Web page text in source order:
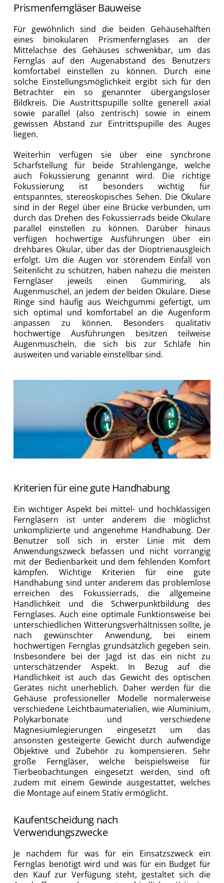
Prismenferngläser Bauweise
Für gewöhnlich sind die beiden Gehäusehälften
eines binokularen Prismenfernglases an der
Mittelachse des Gehäuses schwenkbar, um das
Fernglas auf den Augenabstand des Benutzers
komfortabel einstellen zu können. Durch eine
solche Einstellungsmöglichkeit ergibt sich für den
Betrachter ein so genannter übergangsloser
Bildkreis. Die Austrittspupille sollte generell axial
sowie parallel (also zentrisch) sowie in einem
gewissen Abstand zur Eintrittspupille des Auges
liegen.
Weiterhin verfügen sie über eine synchrone
Scharfstellung für beide Strahlengänge, welche
auch Fokussierung genannt wird. Die richtige
Fokussierung ist besonders wichtig für
entspanntes, stereoskopisches Sehen. Die Okulare
sind in der Regel über eine Brücke verbunden, um
durch das Drehen des Fokussierrads beide Okulare
parallel einstellen zu können. Darüber hinaus
verfügen hochwertige Ausführungen über ein
drehbares Okular, über das der Dioptrienausgleich
erfolgt. Um die Augen vor störendem Einfall von
Seitenlicht zu schützen, haben nahezu die meisten
Ferngläser jeweils einen Gummiring, als
Augenmuschel, an jedem der beiden Okulare. Diese
Ringe sind häufig aus Weichgummi gefertigt, um
sich optimal und komfortabel an die Augenform
anpassen zu können. Besonders qualitativ
hochwertige Ausführungen besitzen teilweise
Augenmuscheln, die sich bis zur Schläfe hin
ausweiten und variable einstellbar sind.
Kriterien für eine gute Handhabung
Ein wichtiger Aspekt bei mittel- und hochklassigen
Ferngläsern ist unter anderem die möglichst
unkomplizierte und angenehme Handhabung. Der
Benutzer soll sich in erster Linie mit dem
Anwendungszweck befassen und nicht vorrangig
mit der Bedienbarkeit und dem fehlenden Komfort
kämpfen. Wichtige Kriterien für eine gute
Handhabung sind unter anderem das problemlose
erreichen des Fokussierrads, die allgemeine
Handlichkeit und die Schwerpunktbildung des
Fernglases. Auch eine optimale Funktionsweise bei
unterschiedlichen Witterungsverhältnissen sollte, je
nach gewünschter Anwendung, bei einem
hochwertigen Fernglas grundsätzlich gegeben sein.
Insbesondere bei der Jagd ist das ein nicht zu
unterschätzender Aspekt. In Bezug auf die
Handlichkeit ist auch das Gewicht des optischen
Gerätes nicht unerheblich. Daher werden für die
Gehäuse professioneller Modelle normalerweise
verschiedene Leichtbaumaterialien, wie Aluminium,
Polykarbonate und verschiedene
Magnesiumlegierungen eingesetzt um das
ansonsten gesteigerte Gewicht durch aufwendige
Objektive und Zubehör zu kompensieren. Sehr
große Ferngläser, welche beispielsweise für
Tierbeobachtungen eingesetzt werden, sind oft
zudem mit einem Gewinde ausgestattet, welches
die Montage auf einem Stativ ermöglicht.
Kaufentscheidung nach
Verwendungszwecke
Je nachdem für was für ein Einsatzszweck ein
Fernglas benötigt wird und was für ein Budget für
den Kauf zur Verfügung steht, gestaltet sich die
Back
To
Top